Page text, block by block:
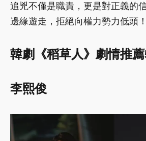
追兇不僅是職責，更是對正義的
邊緣遊走，拒絕向權力勢力低頭！
韓劇《稻草人》劇情推
李熙俊